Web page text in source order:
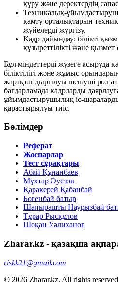
құру және деректердің
Техникалық-
қамту орталықтарын
жүйелерді жүргізу.
Кадр дайындау: білікті
құзыреттілікті және
Бұл міндеттерді жүзеге асыруда
біліктілігі және жұмыс
жарақтандырылуы шешуші рөл
бағдарламада кадрларды
ұйымдастырушылық іс-
қарастырылуы тиіс.
Бөлімдер
Реферат
Жоспарлар
Тест сұрақтары
Абай Құнанбаев
Мұхтар Әуезов
Қаракерей Қабанбай
Бөгенбай батыр
Шапырашты Наурызбай
Тұрар Рысқұлов
Шоқан Уәлиханов
Zharar.kz - қазақша
riskk21@gmail.com
© 2026 Zharar.kz. All rights